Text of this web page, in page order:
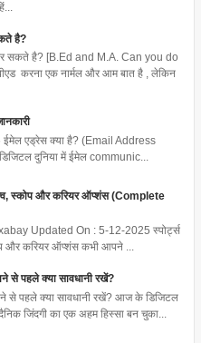
है?
सकते है? [B.Ed and M.A. Can you do
करना एक नार्मल और आम बात है , लेकिन
एड्रेस क्या है? (Email Address
दुनिया में ईमेल communic...
स्कोप और करियर ऑप्शंस (Complete
Updated On : 5-12-2025 स्पोर्ट्स
और करियर ऑप्शंस कभी आपने ...
से पहले क्या सावधानी रखें?
से पहले क्या सावधानी रखें? आज के डिजिटल
जिंदगी का एक अहम हिस्सा बन चुका...